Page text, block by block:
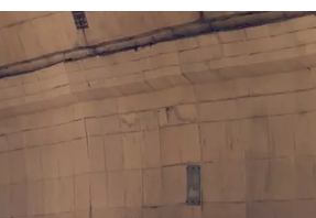
Français
Русский